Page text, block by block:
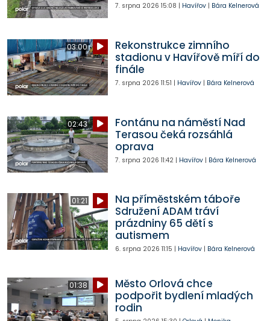
7. srpna 2026 15:08 | Havířov| Bára Kelnerová
03:00
Rekonstrukce zimního
stadionu v Havířově míří do
finále
7. srpna 2026 11:51 | Havířov| Bára Kelnerová
02:43
Fontánu na náměstí Nad
Terasou čeká rozsáhlá
oprava
7. srpna 2026 11:42| Havířov| Bára Kelnerová
01:21
Na příměstském táboře
Sdružení ADAM tráví
prázdniny 65 dětí s
autismem
6. srpna 2026 11:15 | Havířov| Bára Kelnerová
01:38
Město Orlová chce
podpořit bydlení mladých
rodin